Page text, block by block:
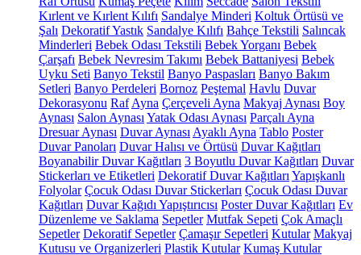
Kırlent ve Kırlent Kılıfı Sandalye Minderi Koltuk Örtüsü ve
Şalı Dekoratif Yastık Sandalye Kılıfı Bahçe Tekstili Salıncak
Minderleri Bebek Odası Tekstili Bebek Yorganı Bebek
Çarşafı Bebek Nevresim Takımı Bebek Battaniyesi Bebek
Uyku Seti Banyo Tekstil Banyo Paspasları Banyo Bakım
Setleri Banyo Perdeleri Bornoz Peştemal Havlu Duvar
Dekorasyonu Raf Ayna Çerçeveli Ayna Makyaj Aynası Boy
Aynası Salon Aynası Yatak Odası Aynası Parçalı Ayna
Dresuar Aynası Duvar Aynası Ayaklı Ayna Tablo Poster
Duvar Panoları Duvar Halısı ve Örtüsü Duvar Kağıtları
Boyanabilir Duvar Kağıtları 3 Boyutlu Duvar Kağıtları Duvar
Stickerları ve Etiketleri Dekoratif Duvar Kağıtları Yapışkanlı
Folyolar Çocuk Odası Duvar Stickerları Çocuk Odası Duvar
Kağıtları Duvar Kağıdı Yapıştırıcısı Poster Duvar Kağıtları Ev
Düzenleme ve Saklama Sepetler Mutfak Sepeti Çok Amaçlı
Sepetler Dekoratif Sepetler Çamaşır Sepetleri Kutular Makyaj
Kutusu ve Organizerleri Plastik Kutular Kumaş Kutular